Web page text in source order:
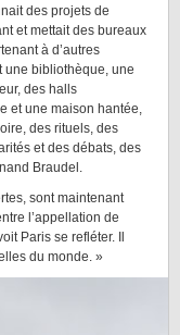
des projets de
et mettait des bureaux
à d’autres
une bibliothèque, une
des halls
et une maison hantée,
des rituels, des
et des débats, des
Braudel.
sont maintenant
l’appellation de
Paris se refléter. Il
du monde. »